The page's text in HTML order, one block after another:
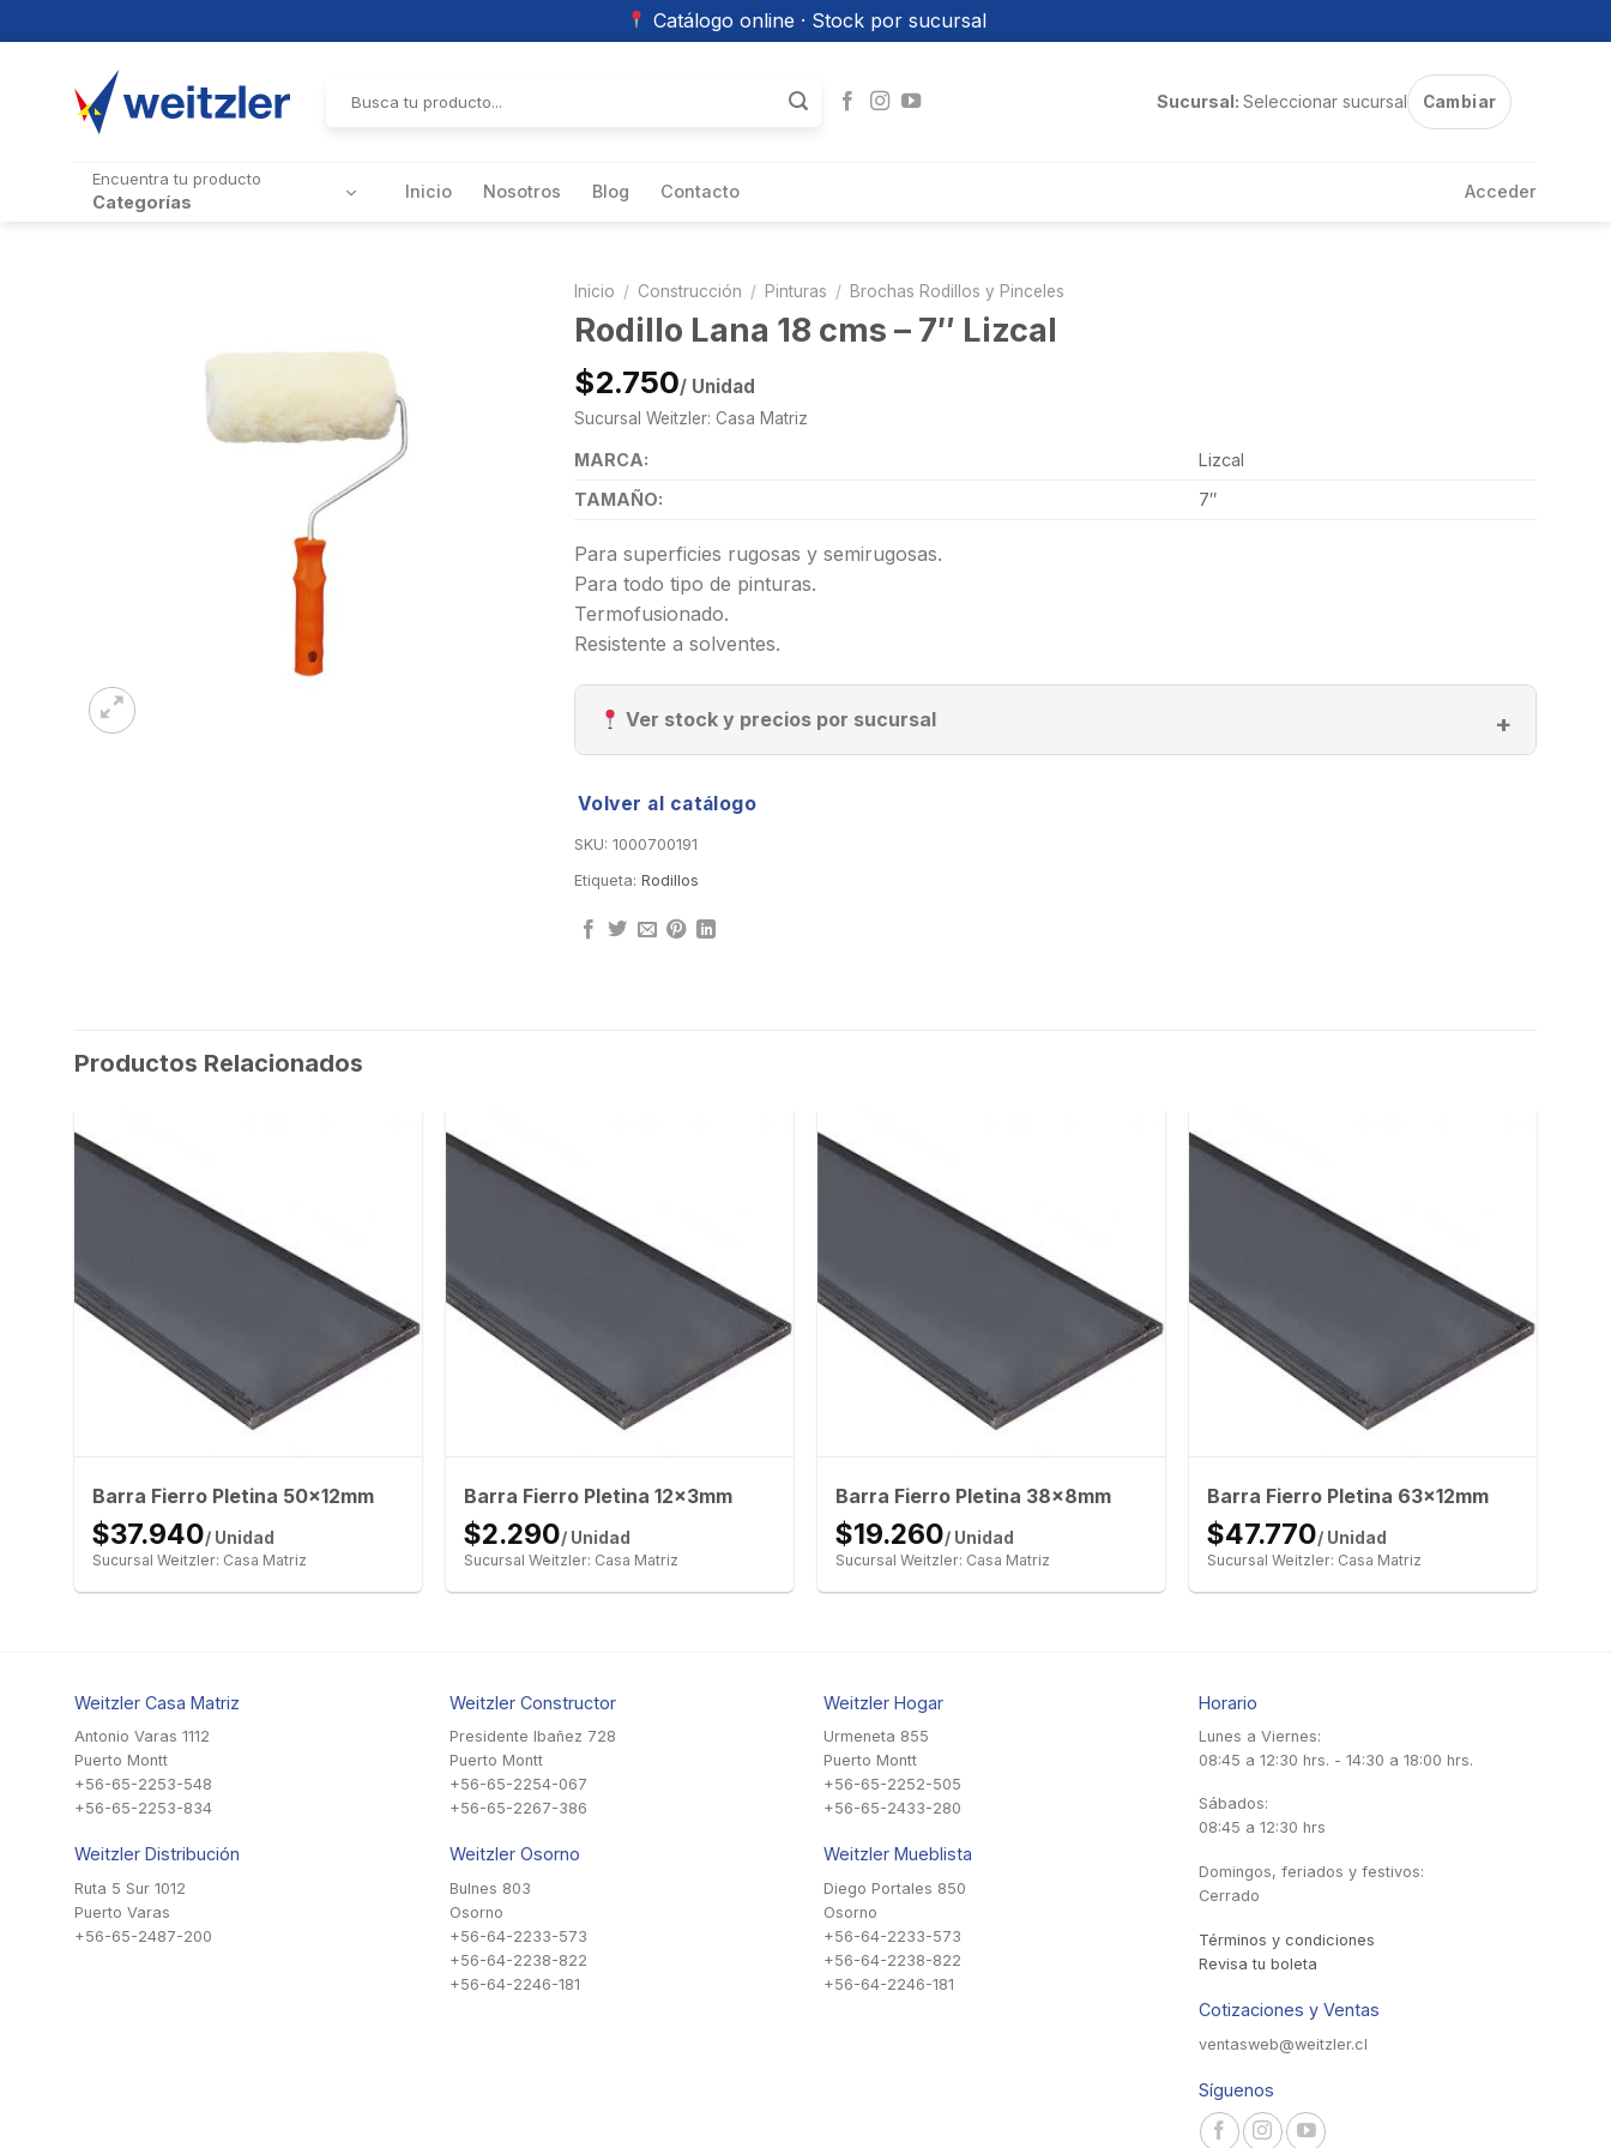
Catálogo online · Stock por sucursal
por:
Sucursal: Seleccionar sucursal Cambiar
Encuentra tu producto
Categorías Inicio Nosotros Blog Contacto Acceder
Inicio / Construcción / Pinturas / Brochas Rodillos y Pinceles
Rodillo Lana 18 cms – 7″ Lizcal
$2.750/ Unidad
Sucursal Weitzler: Casa Matriz
MARCA:
Lizcal
TAMAÑO:
7″
Para superficies rugosas y semirugosas.
Para todo tipo de pinturas.
Termofusionado.
Resistente a solventes.
Ver stock y precios por sucursal
Volver al catálogo
SKU: 1000700191
Etiqueta: Rodillos
Productos Relacionados
Barra Fierro Pletina 50x12mm
$37.940/ Unidad
Sucursal Weitzler: Casa Matriz
Barra Fierro Pletina 12x3mm
$2.290/ Unidad
Sucursal Weitzler: Casa Matriz
Barra Fierro Pletina 38x8mm
$19.260/ Unidad
Sucursal Weitzler: Casa Matriz
Barra Fierro Pletina 63x12mm
$47.770/ Unidad
Sucursal Weitzler: Casa Matriz
Weitzler Casa Matriz
Antonio Varas 1112
Puerto Montt
+56-65-2253-548
+56-65-2253-834
Weitzler Distribución
Ruta 5 Sur 1012
Puerto Varas
+56-65-2487-200
Weitzler Constructor
Presidente Ibañez 728
Puerto Montt
+56-65-2254-067
+56-65-2267-386
Weitzler Osorno
Bulnes 803
Osorno
+56-64-2233-573
+56-64-2238-822
+56-64-2246-181
Weitzler Hogar
Urmeneta 855
Puerto Montt
+56-65-2252-505
+56-65-2433-280
Weitzler Mueblista
Diego Portales 850
Osorno
+56-64-2233-573
+56-64-2238-822
+56-64-2246-181
Horario
Lunes a Viernes:
08:45 a 12:30 hrs. - 14:30 a 18:00 hrs.
Sábados:
08:45 a 12:30 hrs
Domingos, feriados y festivos:
Cerrado
Términos y condiciones
Revisa tu boleta
Cotizaciones y Ventas
ventasweb@weitzler.cl
Síguenos